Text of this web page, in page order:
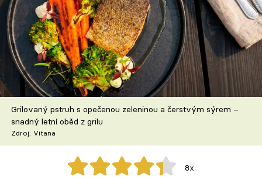
Články
TV Program
Škola vaření
Recepty z TV
Speciál: Cuketa
Těhotnej kuchař
Grilovaný pstruh s opečenou zeleninou a čerstvým sýrem –
snadný letní oběd z grilu
Zdroj: Vitana
8x